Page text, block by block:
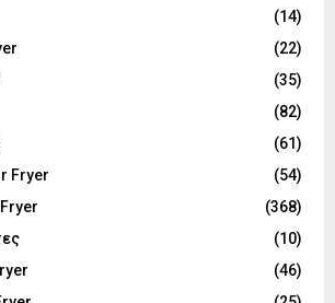
(14)
(22)
(35)
(82)
(61)
Fryer
(54)
(368)
(10)
(46)